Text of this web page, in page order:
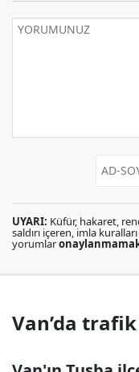
UYARI: Küfür, hakaret,
saldırı içeren, imla
yorumlar
Van’da trafik